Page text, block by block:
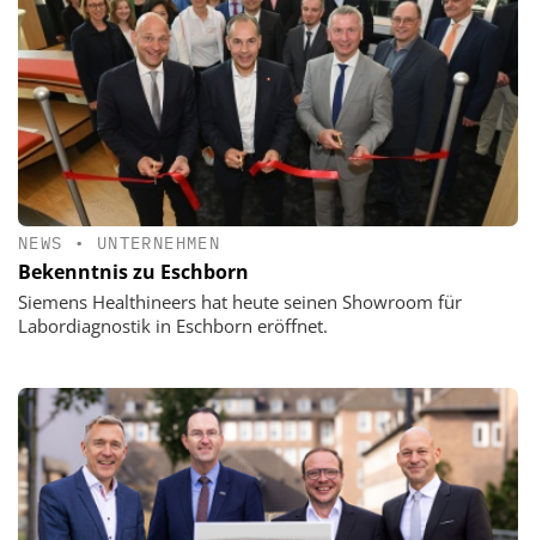
NEWS • UNTERNEHMEN
Bekenntnis zu Eschborn
Siemens Healthineers hat heute seinen Showroom für
Labordiagnostik in Eschborn eröffnet.